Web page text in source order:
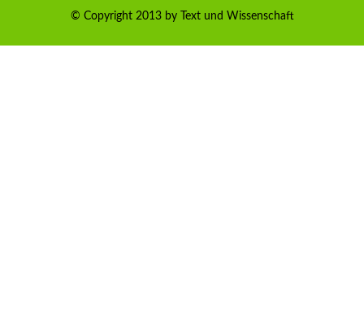
© Copyright 2013 by Text und Wissenschaft